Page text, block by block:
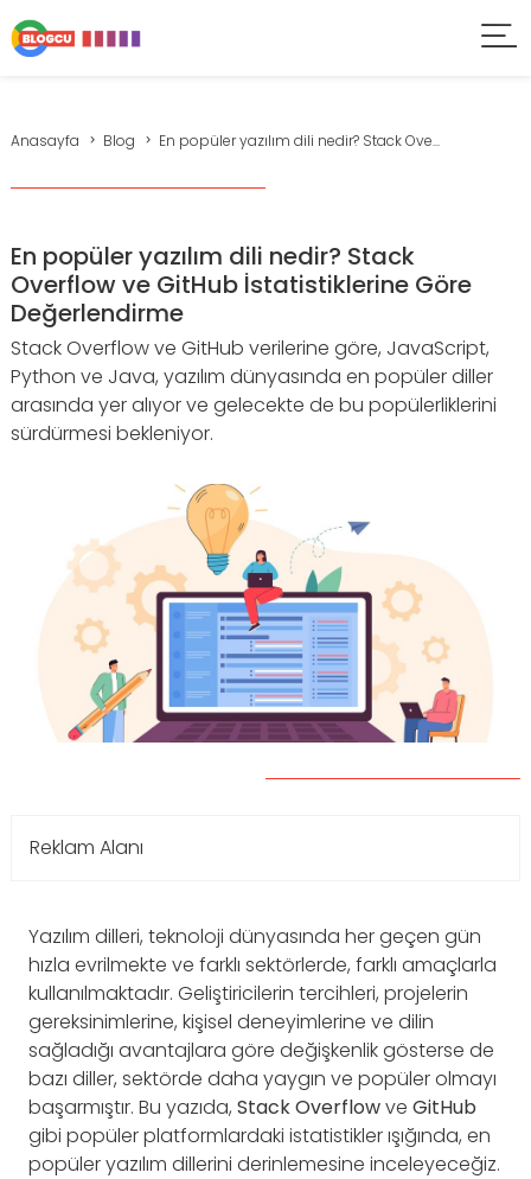
Anasayfa Blog En popüler yazılım dili nedir? Stack Ove...
En popüler yazılım dili nedir? Stack
Overflow ve GitHub İstatistiklerine Göre
Değerlendirme
Stack Overflow ve GitHub verilerine göre, JavaScript,
Python ve Java, yazılım dünyasında en popüler diller
arasında yer alıyor ve gelecekte de bu popülerliklerini
sürdürmesi bekleniyor.
Reklam Alanı
Yazılım dilleri, teknoloji dünyasında her geçen gün
hızla evrilmekte ve farklı sektörlerde, farklı amaçlarla
kullanılmaktadır. Geliştiricilerin tercihleri, projelerin
gereksinimlerine, kişisel deneyimlerine ve dilin
sağladığı avantajlara göre değişkenlik gösterse de
bazı diller, sektörde daha yaygın ve popüler olmayı
başarmıştır. Bu yazıda, Stack Overflowve GitHub
gibi popüler platformlardaki istatistikler ışığında, en
popüler yazılım dillerini derinlemesine inceleyeceğiz.